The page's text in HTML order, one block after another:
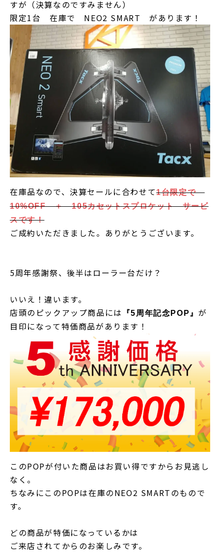
すが（決算なのですみません）
限定1台 在庫で NEO2 SMART があります！
在庫品なので、決算セールに合わせて1台限定で
10%OFF ＋ 105カセットスプロケット サービ
スです！
ご成約いただきました。ありがとうございます。
5周年感謝祭、後半はローラー台だけ？
いいえ！違います。
店頭のピックアップ商品には
『5周年記念POP』 が
目印になって特価商品があります！
このPOPが付いた商品はお買い得ですからお見逃し
なく。
ちなみにこのPOPは在庫のNEO2 SMARTのもので
す。
どの商品が特価になっているかは
ご来店されてからのお楽しみです。